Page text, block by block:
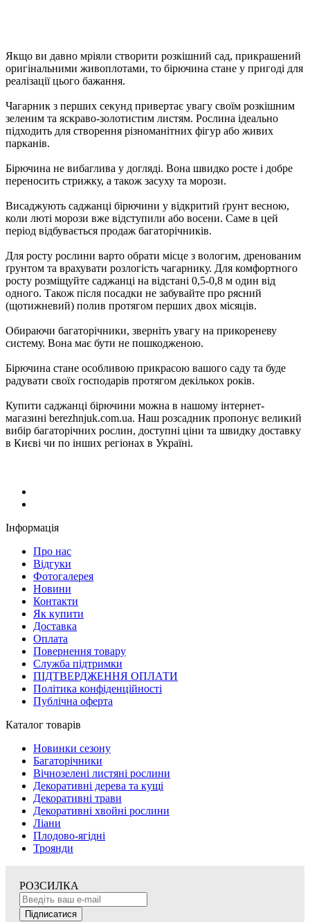
Якщо ви давно мріяли створити розкішний сад, прикрашений
оригінальними живоплотами, то бірючина стане у пригоді для
реалізації цього бажання.
Чагарник з перших секунд привертає увагу своїм розкішним
зеленим та яскраво-золотистим листям. Рослина ідеально
підходить для створення різноманітних фігур або живих
парканів.
Бірючина не вибаглива у догляді. Вона швидко росте і добре
переносить стрижку, а також засуху та морози.
Висаджують саджанці бірючини у відкритий ґрунт весною,
коли люті морози вже відступили або восени. Саме в цей
період відбувається продаж багаторічників.
Для росту рослини варто обрати місце з вологим, дренованим
ґрунтом та врахувати розлогість чагарнику. Для комфортного
росту розміщуйте саджанці на відстані 0,5-0,8 м один від
одного. Також після посадки не забувайте про рясний
(щотижневий) полив протягом перших двох місяців.
Обираючи багаторічники, зверніть увагу на прикореневу
систему. Вона має бути не пошкодженою.
Бірючина стане особливою прикрасою вашого саду та буде
радувати своїх господарів протягом декількох років.
Купити саджанці бірючини можна в нашому інтернет-
магазині berezhnjuk.com.ua. Наш розсадник пропонує великий
вибір багаторічних рослин, доступні ціни та швидку доставку
в Києві чи по інших регіонах в Україні.
Інформація
Про нас
Відгуки
Фотогалерея
Новини
Контакти
Як купити
Доставка
Оплата
Повернення товару
Служба підтримки
ПІДТВЕРДЖЕННЯ ОПЛАТИ
Політика конфіденційності
Публічна оферта
Каталог товарів
Новинки сезону
Багаторічники
Вічнозелені листяні рослини
Декоративні дерева та кущі
Декоративні трави
Декоративні хвойні рослини
Ліани
Плодово-ягідні
Троянди
РОЗСИЛКА
Підписатися